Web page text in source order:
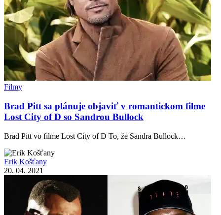
Filmy
Brad Pitt sa plánuje objaviť v romantickom filme
Lost City of D so Sandrou Bullock
Brad Pitt vo filme Lost City of D To, že Sandra Bullock…
Erik Košťany
20. 04. 2021